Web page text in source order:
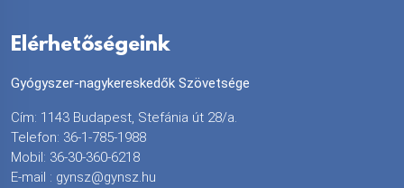
Elérhetőségeink
Gyógyszer-nagykereskedők Szövetsége
Cím: 1143 Budapest, Stefánia út 28/a.
Telefon: 36-1-785-1988
Mobil: 36-30-360-6218
E-mail : gynsz@gynsz.hu